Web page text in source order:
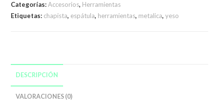
Categorías:Accesorios, Herramientas
Etiquetas: chapista, espátula, herramientas, metalica,yeso
DESCRIPCIÓN
VALORACIONES (0)